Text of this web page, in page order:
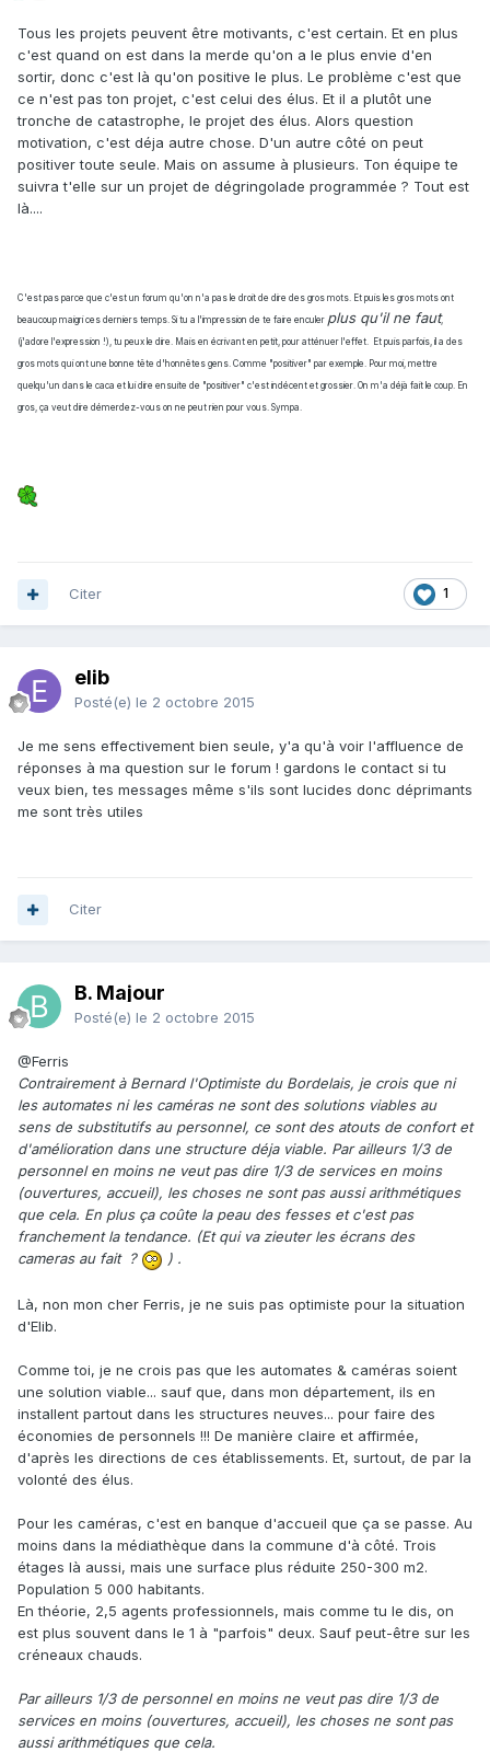
Tous les projets peuvent être motivants, c'est certain. Et en plus
c'est quand on est dans la merde qu'on a le plus envie d'en
sortir, donc c'est là qu'on positive le plus. Le problème c'est que
ce n'est pas ton projet, c'est celui des élus. Et il a plutôt une
tronche de catastrophe, le projet des élus. Alors question
motivation, c'est déja autre chose. D'un autre côté on peut
positiver toute seule. Mais on assume à plusieurs. Ton équipe te
suivra t'elle sur un projet de dégringolade programmée ? Tout est
là....
C'est pas parce que c'est un forum qu'on n'a pas le droit de dire des gros mots. Et puis les gros mots ont
beaucoup maigri ces derniers temps. Si tu a l'impression de te faire enculer plus qu'il ne faut,
(j'adore l'expression !), tu peux le dire. Mais en écrivant en petit, pour atténuer l'effet. Et puis parfois, il a des
gros mots qui ont une bonne tête d'honnêtes gens. Comme "positiver" par exemple. Pour moi, mettre
quelqu'un dans le caca et lui dire ensuite de "positiver" c'est indécent et grossier. On m'a déjà fait le coup. En
gros, ça veut dire démerdez-vous on ne peut rien pour vous. Sympa.
1
Citer
elib
Posté(e) le 2 octobre 2015
Je me sens effectivement bien seule, y'a qu'à voir l'affluence de
réponses à ma question sur le forum ! gardons le contact si tu
veux bien, tes messages même s'ils sont lucides donc déprimants
me sont très utiles
Citer
B. Majour
Posté(e) le 2 octobre 2015
@Ferris
Contrairement à Bernard l'Optimiste du Bordelais, je crois que ni
les automates ni les caméras ne sont des solutions viables au
sens de substitutifs au personnel, ce sont des atouts de confort et
d'amélioration dans une structure déja viable. Par ailleurs 1/3 de
personnel en moins ne veut pas dire 1/3 de services en moins
(ouvertures, accueil), les choses ne sont pas aussi arithmétiques
que cela. En plus ça coûte la peau des fesses et c'est pas
franchement la tendance. (Et qui va zieuter les écrans des
cameras au fait ?
) .
Là, non mon cher Ferris, je ne suis pas optimiste pour la situation
d'Elib.
Comme toi, je ne crois pas que les automates & caméras soient
une solution viable... sauf que, dans mon département, ils en
installent partout dans les structures neuves... pour faire des
économies de personnels !!! De manière claire et affirmée,
d'après les directions de ces établissements. Et, surtout, de par la
volonté des élus.
Pour les caméras, c'est en banque d'accueil que ça se passe. Au
moins dans la médiathèque dans la commune d'à côté. Trois
étages là aussi, mais une surface plus réduite 250-300 m2.
Population 5 000 habitants.
En théorie, 2,5 agents professionnels, mais comme tu le dis, on
est plus souvent dans le 1 à "parfois" deux. Sauf peut-être sur les
créneaux chauds.
Par ailleurs 1/3 de personnel en moins ne veut pas dire 1/3 de
services en moins (ouvertures, accueil), les choses ne sont pas
aussi arithmétiques que cela.